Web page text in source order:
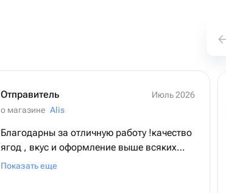
Отправитель
Июль 2026
о магазине Alis
Благодарны за отличную работу !качество
ягод , вкус и оформление выше всяких
похвал!
Показать еще